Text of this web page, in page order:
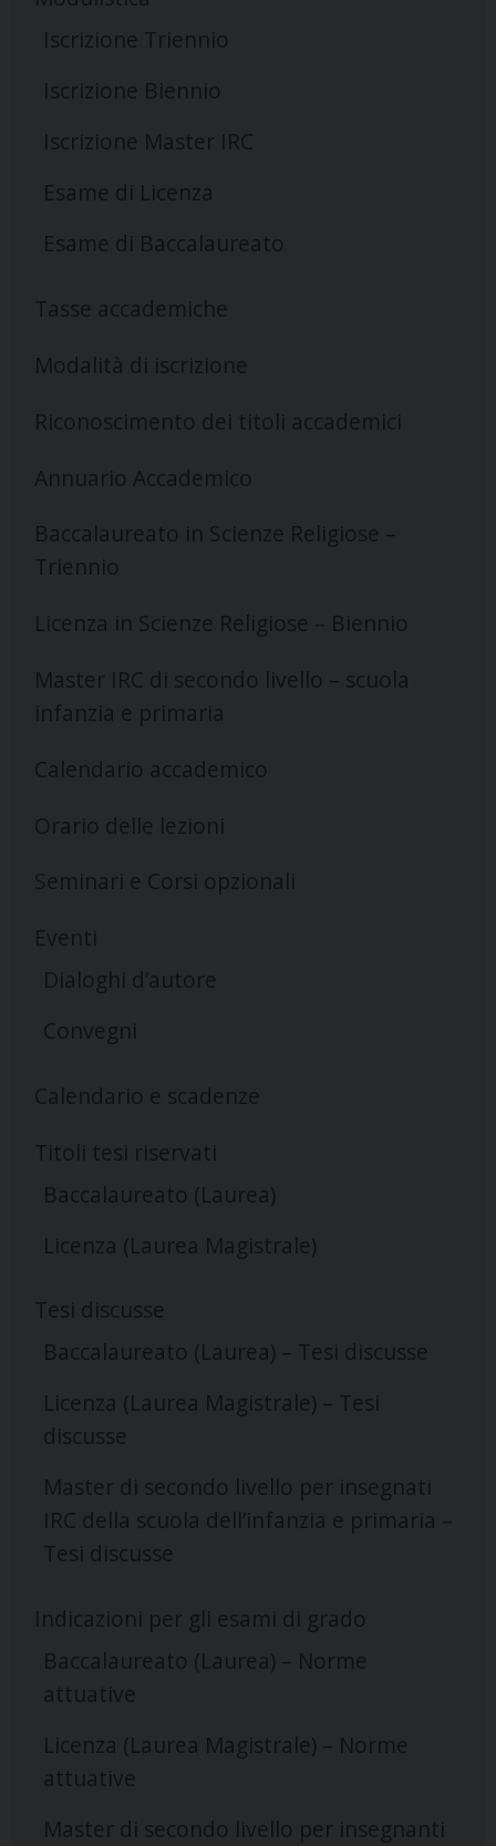
Iscrizione Triennio
Iscrizione Biennio
Iscrizione Master IRC
Esame di Licenza
Esame di Baccalaureato
Tasse accademiche
Modalità di iscrizione
Riconoscimento dei titoli accademici
Annuario Accademico
Baccalaureato in Scienze Religiose –
Triennio
Licenza in Scienze Religiose – Biennio
Master IRC di secondo livello – scuola
infanzia e primaria
Calendario accademico
Orario delle lezioni
Seminari e Corsi opzionali
Eventi
Dialoghi d’autore
Convegni
Calendario e scadenze
Titoli tesi riservati
Baccalaureato (Laurea)
Licenza (Laurea Magistrale)
Tesi discusse
Baccalaureato (Laurea) – Tesi discusse
Licenza (Laurea Magistrale) – Tesi
discusse
Master di secondo livello per insegnati
IRC della scuola dell’infanzia e primaria –
Tesi discusse
Indicazioni per gli esami di grado
Baccalaureato (Laurea) – Norme
attuative
Licenza (Laurea Magistrale) – Norme
attuative
Master di secondo livello per insegnanti